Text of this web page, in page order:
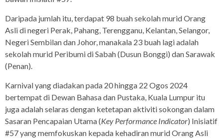
Daripada jumlah itu, terdapat 98 buah sekolah murid Orang
Asli di negeri Perak, Pahang, Terengganu, Kelantan, Selangor,
Negeri Sembilan dan Johor, manakala 23 buah lagi adalah
sekolah murid Peribumi di Sabah (Dusun Bonggi) dan Sarawak
(Penan).
Karnival yang diadakan pada 20 hingga 22 Ogos 2024
bertempat di Dewan Bahasa dan Pustaka, Kuala Lumpur itu
juga adalah selaras dengan ketetapan aktiviti sokongan dalam
Sasaran Pencapaian Utama (Key Performance Indicator) Inisiatif
#57 yang memfokuskan kepada kehadiran murid Orang Asli